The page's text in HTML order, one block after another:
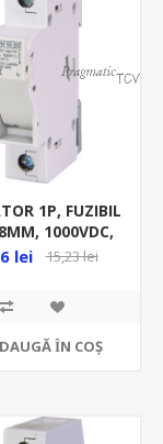
1P, FUZIBIL
1000VDC,
SOCLU JT,
lei 15,23 lei
ȊN COŞ